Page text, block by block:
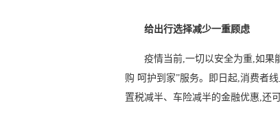
给出行选择减少一重顾虑
疫情当前,一切以安全为重,如果
购 呵护到家”服务。即日起,消费者
置税减半、车险减半的金融优惠,还